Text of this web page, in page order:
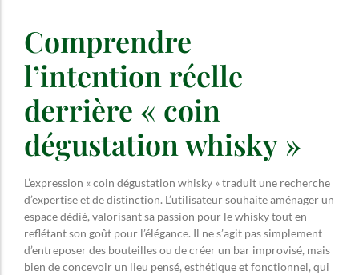
Comprendre
l’intention réelle
derrière « coin
dégustation whisky »
L’expression « coin dégustation whisky » traduit une recherche
d’expertise et de distinction. L’utilisateur souhaite aménager un
espace dédié, valorisant sa passion pour le whisky tout en
reflétant son goût pour l’élégance. Il ne s’agit pas simplement
d’entreposer des bouteilles ou de créer un bar improvisé, mais
bien de concevoir un lieu pensé, esthétique et fonctionnel, qui